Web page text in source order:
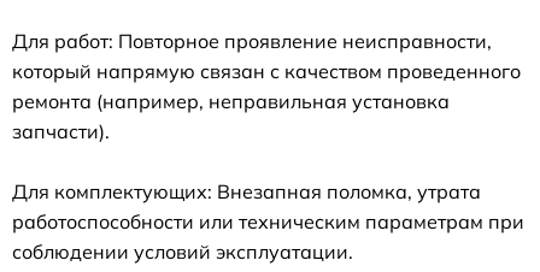
Для работ: Повторное проявление неисправности,
который напрямую связан с качеством проведенного
ремонта (например, неправильная установка
запчасти).
Для комплектующих: Внезапная поломка, утрата
работоспособности или техническим параметрам при
соблюдении условий эксплуатации.